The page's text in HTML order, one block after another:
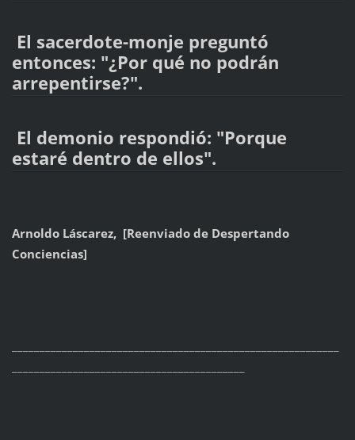
El sacerdote-monje preguntó
entonces: "¿Por qué no podrán
arrepentirse?".
El demonio respondió: "Porque
estaré dentro de ellos".
Arnoldo Láscarez, [Reenviado de Despertando
Conciencias]